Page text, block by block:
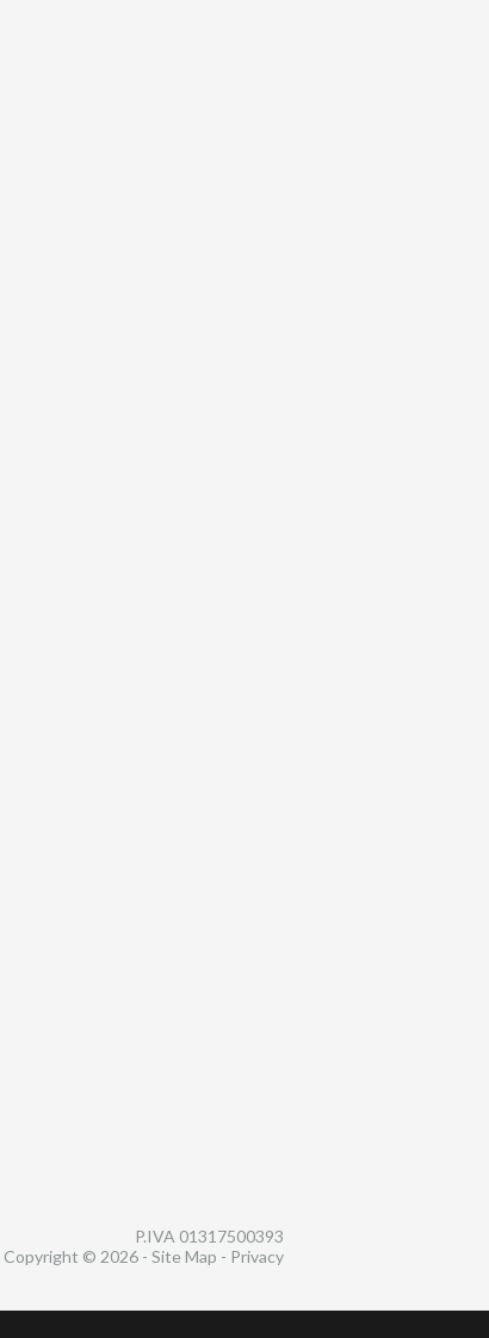
P.IVA 01317500393
Copyright © 2026 - Site Map - Privacy